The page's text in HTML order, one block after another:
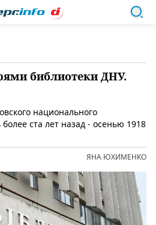
библиотеки ДНУ.
национального
ста лет назад - осенью 1918
ЯНА ЮХИМЕНКО